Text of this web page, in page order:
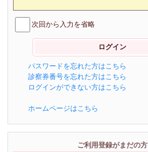
次回から入力を省略
パスワードを忘れた方はこちら
診察券番号を忘れた方はこちら
ログインができない方はこちら
ホームページはこちら
ご利用登録がまだの方